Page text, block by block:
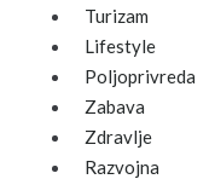
Turizam
Lifestyle
Poljoprivreda
Zabava
Zdravlje
Razvojna